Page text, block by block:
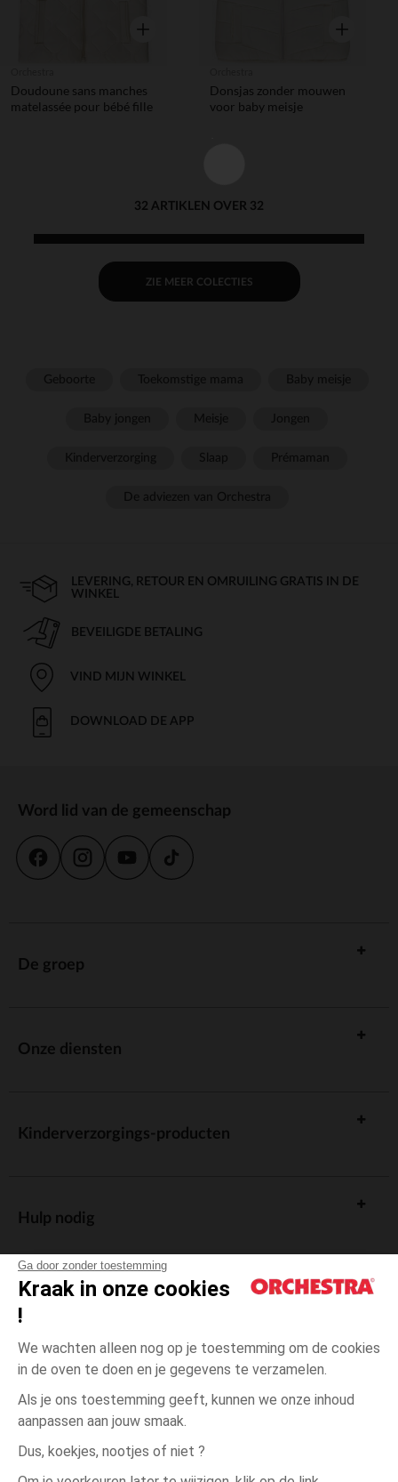
Ga door zonder toestemming
Kraak in onze cookies
!
We wachten alleen nog op je toestemming om de cookies
in de oven te doen en je gegevens te verzamelen.
Als je ons toestemming geeft, kunnen we onze inhoud
aanpassen aan jouw smaak.
Dus, koekjes, nootjes of niet ?
Snel overzicht
Doudoune sans manches
matelassée pour bébé fille
Snel
Donsjas zonder mouwen
voor baby meisje
32 ARTIKLEN OVER 32
ZIE MEER COLECTIES
LEVERING, RETOUR EN OMRUILING GRATIS IN DE
WINKEL
BEVEILIGDE BETALING
VIND MIJN WINKEL
DOWNLOAD DE APP
Word lid van de gemeenschap
De groep
Onze diensten
Kinderverzorgings-producten
Hulp nodig
Algemene verkoopsvoorwaarden
Wettelijke bepalingen
*Commerciële aanbiedingen